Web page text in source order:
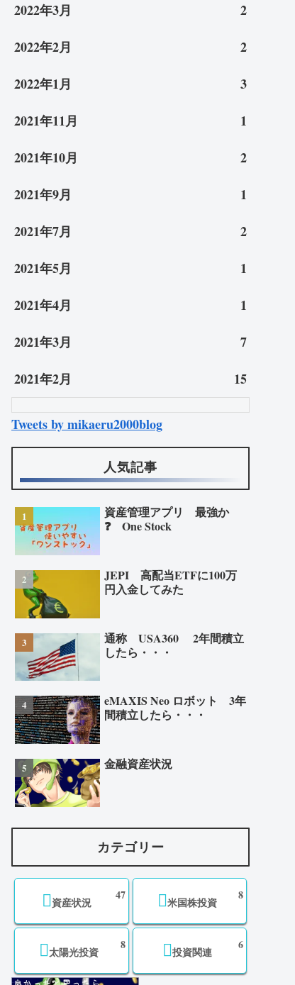
2022年3月
2
2022年2月
2
2022年1月
3
2021年11月
1
2021年10月
2
2021年9月
1
2021年7月
2
2021年5月
1
2021年4月
1
2021年3月
7
2021年2月
15
Tweets by mikaeru2000blog
人気記事
資産管理アプリ 最強か
❓ One Stock
JEPI 高配当ETFに100万
円入金してみた
通称 USA360 2年間積立
したら・・・
eMAXIS Neo ロボット 3年
間積立したら・・・
金融資産状況
カテゴリー
資産状況
47
米国株投資
8
太陽光投資
8
投資関連
6